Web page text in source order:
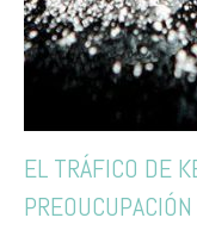
EL TRÁFICO DE
PREOUCUPACIÓN